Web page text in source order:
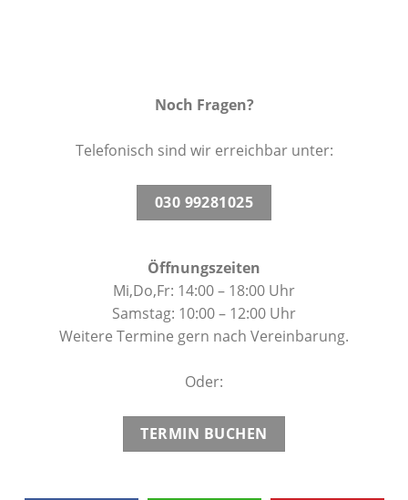
Noch Fragen?
Telefonisch sind wir erreichbar unter:
030 99281025
Öffnungszeiten
Mi,Do,Fr: 14:00 – 18:00 Uhr
Samstag: 10:00 – 12:00 Uhr
Weitere Termine gern nach Vereinbarung.
Oder:
TERMIN BUCHEN